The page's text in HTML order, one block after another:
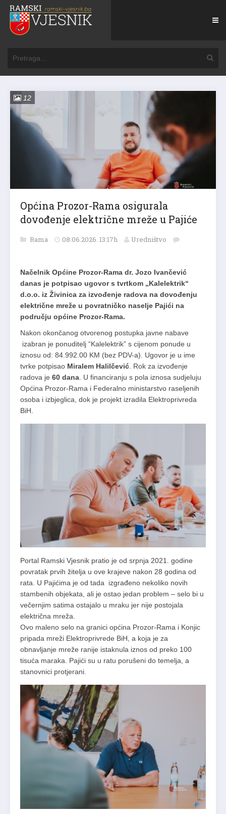
12
Općina Prozor-Rama osigurala
dovođenje električne mreže u Pajiće
Rama 08.06.2026. 13:17h Uredništvo
Načelnik Općine Prozor-Rama dr. Jozo Ivančević
danas je potpisao ugovor s tvrtkom „Kalelektrik“
d.o.o. iz Živinica za izvođenje radova na dovođenju
električne mreže u povratničko naselje Pajići na
području općine Prozor-Rama.
Nakon okončanog otvorenog postupka javne nabave
izabran je ponuditelj “Kalelektrik” s cijenom ponude u
iznosu od: 84.992.00 KM (bez PDV-a). Ugovor je u ime
tvrke potpisao Miralem Halilčević . Rok za izvođenje
radova je 60 dana . U financiranju s pola iznosa sudjeluju
Općina Prozor-Rama i Federalno ministarstvo raseljenih
osoba i izbjeglica, dok je projekt izradila Elektroprivreda
BiH.
Portal Ramski Vjesnik pratio je od srpnja 2021. godine
povratak prvih žitelja u ove krajeve nakon 28 godina od
rata. U Pajićima je od tada izgrađeno nekoliko novih
stambenih objekata, ali je ostao jedan problem – selo bi u
večernjim satima ostajalo u mraku jer nije postojala
električna mreža.
Ovo maleno selo na granici općina Prozor-Rama i Konjic
pripada mreži Elektroprivrede BiH, a koja je za
obnavljanje mreže ranije istaknula iznos od preko 100
tisuća maraka. Pajići su u ratu porušeni do temelja, a
stanovnici protjerani.